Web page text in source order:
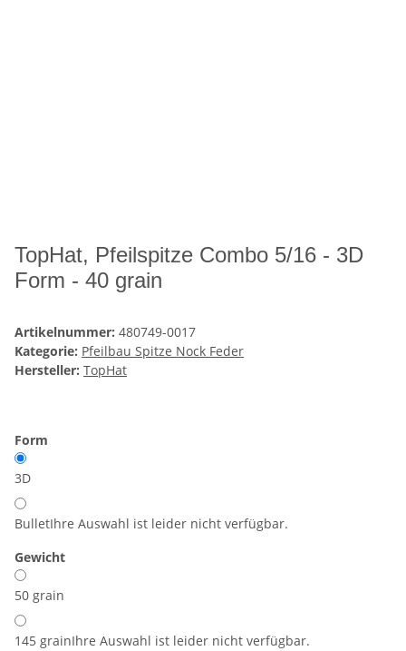
TopHat, Pfeilspitze Combo 5/16 - 3D
Form - 40 grain
Artikelnummer: 480749-0017
Kategorie: Pfeilbau Spitze Nock Feder
Hersteller: TopHat
Form
3D
BulletIhre Auswahl ist leider nicht verfügbar.
Gewicht
50 grain
145 grainIhre Auswahl ist leider nicht verfügbar.